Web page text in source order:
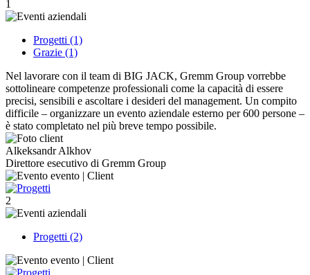
1
Progetti (1)
Grazie (1)
Nel lavorare con il team di BIG JACK, Gremm Group vorrebbe
sottolineare competenze professionali come la capacità di essere
precisi, sensibili e ascoltare i desideri del management. Un compito
difficile – organizzare un evento aziendale esterno per 600 persone –
è stato completato nel più breve tempo possibile.
Alkeksandr Alkhov
Direttore esecutivo di Gremm Group
2
Progetti (2)